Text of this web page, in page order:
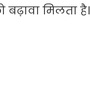
मिलता है।